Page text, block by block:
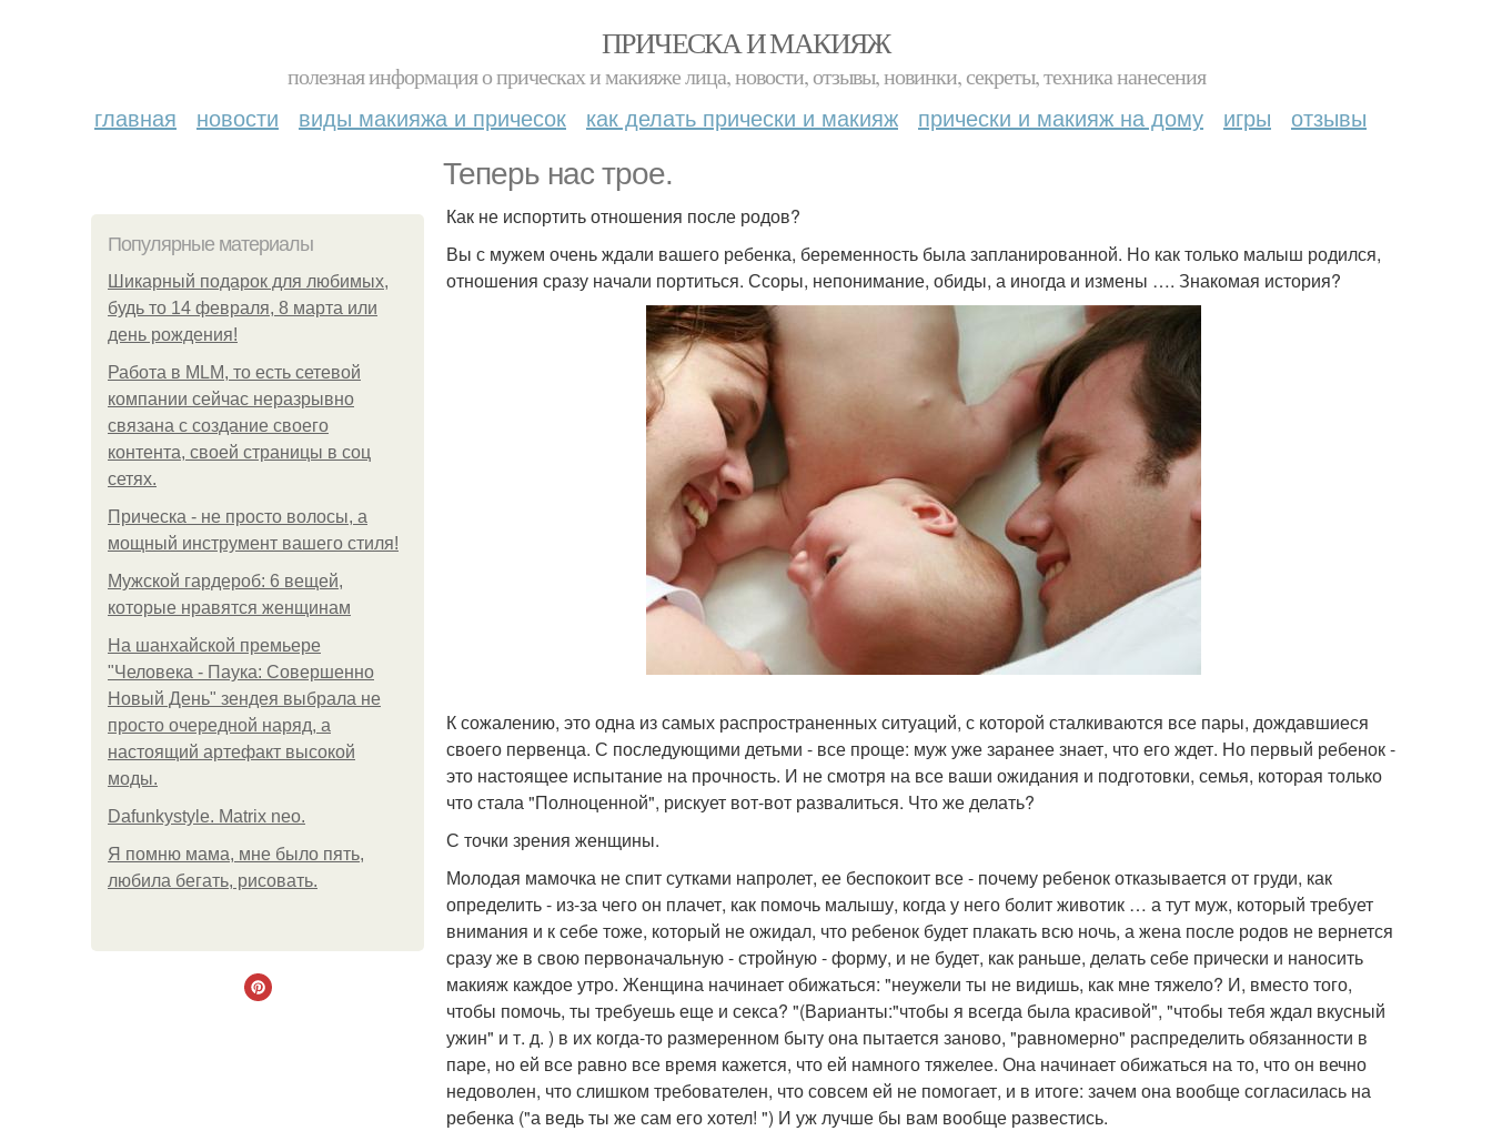
ПРИЧЕСКА И МАКИЯЖ
полезная информация о прическах и макияже лица, новости, отзывы, новинки, секреты, техника нанесения
главная новости виды макияжа и причесок как делать прически и макияж прически и макияж на дому игры отзывы
Теперь нас трое.
Популярные материалы
Шикарный подарок для любимых,
будь то 14 февраля, 8 марта или
день рождения!
Работа в MLM, то есть сетевой
компании сейчас неразрывно
связана с создание своего
контента, своей страницы в соц
сетях.
Прическа - не просто волосы, а
мощный инструмент вашего стиля!
Мужской гардероб: 6 вещей,
которые нравятся женщинам
На шанхайской премьере
"Человека - Паука: Совершенно
Новый День" зендея выбрала не
просто очередной наряд, а
настоящий артефакт высокой
моды.
Dafunkystyle. Matrix neo.
Я помню мама, мне было пять,
любила бегать, рисовать.
Как не испортить отношения после родов?
Вы с мужем очень ждали вашего ребенка, беременность была запланированной. Но как только малыш родился,
отношения сразу начали портиться. Ссоры, непонимание, обиды, а иногда и измены …. Знакомая история?
К сожалению, это одна из самых распространенных ситуаций, с которой сталкиваются все пары, дождавшиеся
своего первенца. С последующими детьми - все проще: муж уже заранее знает, что его ждет. Но первый ребенок -
это настоящее испытание на прочность. И не смотря на все ваши ожидания и подготовки, семья, которая только
что стала "Полноценной", рискует вот-вот развалиться. Что же делать?
С точки зрения женщины.
Молодая мамочка не спит сутками напролет, ее беспокоит все - почему ребенок отказывается от груди, как
определить - из-за чего он плачет, как помочь малышу, когда у него болит животик … а тут муж, который требует
внимания и к себе тоже, который не ожидал, что ребенок будет плакать всю ночь, а жена после родов не вернется
сразу же в свою первоначальную - стройную - форму, и не будет, как раньше, делать себе прически и наносить
макияж каждое утро. Женщина начинает обижаться: "неужели ты не видишь, как мне тяжело? И, вместо того,
чтобы помочь, ты требуешь еще и секса? "(Варианты:"чтобы я всегда была красивой", "чтобы тебя ждал вкусный
ужин" и т. д. ) в их когда-то размеренном быту она пытается заново, "равномерно" распределить обязанности в
паре, но ей все равно все время кажется, что ей намного тяжелее. Она начинает обижаться на то, что он вечно
недоволен, что слишком требователен, что совсем ей не помогает, и в итоге: зачем она вообще согласилась на
ребенка ("а ведь ты же сам его хотел! ") И уж лучше бы вам вообще развестись.